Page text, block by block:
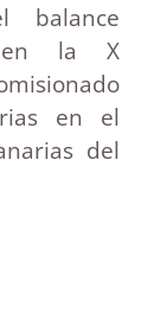
balance
en la X
en el
del